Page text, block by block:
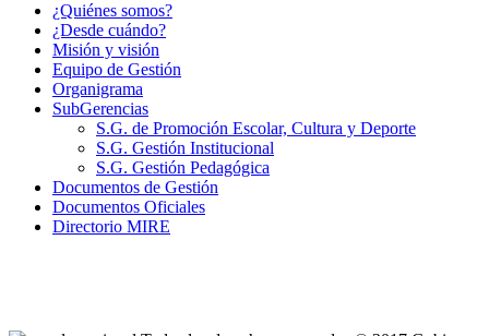
¿Quiénes somos?
¿Desde cuándo?
Misión y visión
Equipo de Gestión
Organigrama
SubGerencias
S.G. de Promoción Escolar, Cultura y Deporte
S.G. Gestión Institucional
S.G. Gestión Pedagógica
Documentos de Gestión
Documentos Oficiales
Directorio MIRE